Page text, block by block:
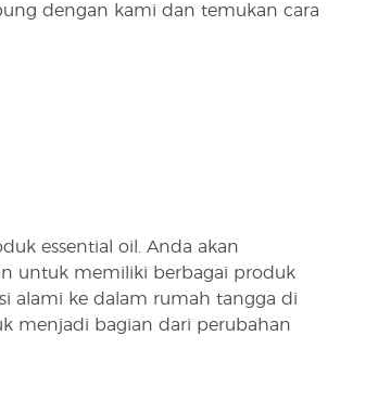
dengan kami dan temukan cara
essential oil. Anda akan
untuk memiliki berbagai produk
alami ke dalam rumah tangga di
menjadi bagian dari perubahan